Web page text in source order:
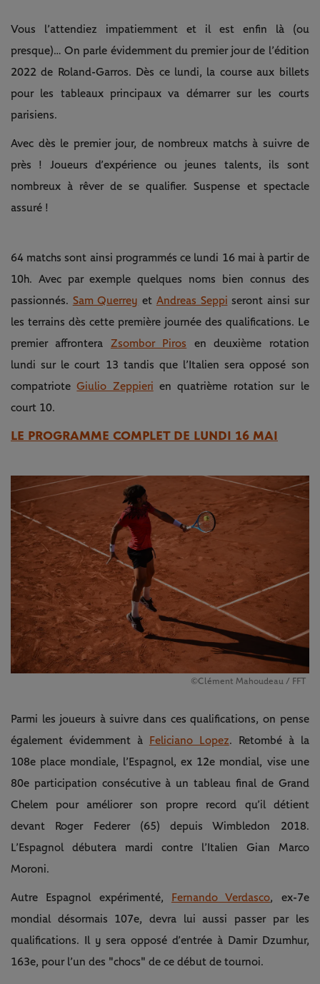
Vous l’attendiez impatiemment et il est enfin là (ou
presque)… On parle évidemment du premier jour de l’édition
2022 de Roland-Garros. Dès ce lundi, la course aux billets
pour les tableaux principaux va démarrer sur les courts
parisiens.
Avec dès le premier jour, de nombreux matchs à suivre de
près ! Joueurs d’expérience ou jeunes talents, ils sont
nombreux à rêver de se qualifier. Suspense et spectacle
assuré !
64 matchs sont ainsi programmés ce lundi 16 mai à partir de
10h. Avec par exemple quelques noms bien connus des
passionnés. Sam Querrey et Andreas Seppi seront ainsi sur
les terrains dès cette première journée des qualifications. Le
premier affrontera Zsombor Piros en deuxième rotation
lundi sur le court 13 tandis que l’Italien sera opposé son
compatrioteGiulio Zeppieri en quatrième rotation sur le
court 10.
LE PROGRAMME COMPLET DE LUNDI 16 MAI
©Clément Mahoudeau / FFT
Parmi les joueurs à suivre dans ces qualifications, on pense
également évidemment à
Feliciano Lopez. Retombé à la
108e place mondiale, l’Espagnol, ex 12e mondial, vise une
80e participation consécutive à un tableau final de Grand
Chelem pour améliorer son propre record qu’il détient
devant Roger Federer (65) depuis Wimbledon 2018.
L’Espagnol débutera mardi contre l’Italien Gian Marco
Moroni.
Autre Espagnol expérimenté, Fernando Verdasco, ex-7e
mondial désormais 107e, devra lui aussi passer par les
qualifications. Il y sera opposé d’entrée à Damir Dzumhur,
163e, pour l’un des "chocs" de ce début de tournoi.